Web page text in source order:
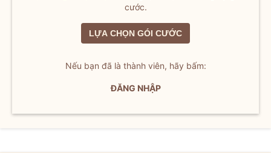
cước.
LỰA CHỌN GÓI CƯỚC
Nếu bạn đã là thành viên, hãy bấm:
ĐĂNG NHẬP